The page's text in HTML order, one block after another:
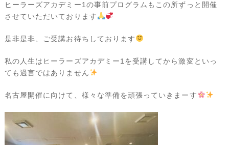
ヒーラーズアカデミー1の事前プログラムもこの所ずっと開催
させていただいております
是非是非、ご受講お待ちしております
私の人生はヒーラーズアカデミー1を受講してから激変といっ
ても過言ではありません
名古屋開催に向けて、様々な準備を頑張っていきまーす